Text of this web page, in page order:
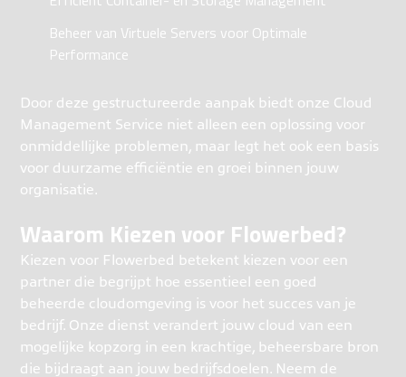
Beheer van Virtuele Servers voor Optimale
Performance
Door deze gestructureerde aanpak biedt onze Cloud
Management Service niet alleen een oplossing voor
onmiddellijke problemen, maar legt het ook een basis
voor duurzame efficiëntie en groei binnen jouw
organisatie.
Waarom Kiezen voor Flowerbed?
Kiezen voor Flowerbed betekent kiezen voor een
partner die begrijpt hoe essentieel een goed
beheerde cloudomgeving is voor het succes van je
bedrijf. Onze dienst verandert jouw cloud van een
mogelijke kopzorg in een krachtige, beheersbare bron
die bijdraagt aan jouw bedrijfsdoelen. Neem de